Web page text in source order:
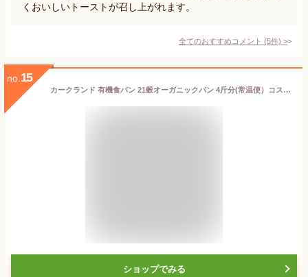
くおいしいトーストが召し上がれます。
全てのおすすめコメント (5件) >
no. 15
カークランド 有機食パン 21穀オーガニックパン 4斤分(常温便）コストコベーカリー ORGANIC LOAF PAIN BIOLOGIQUE (4斤分)
ショップでみる